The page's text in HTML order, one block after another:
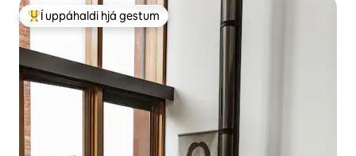
Í mestu uppáhaldi hjá gestum
Í uppáhaldi hjá gestum